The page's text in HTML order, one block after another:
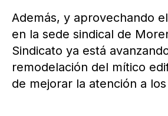
Además, y aprovechando
en la sede sindical de
Sindicato ya está
remodelación del mítico
de mejorar la atención a